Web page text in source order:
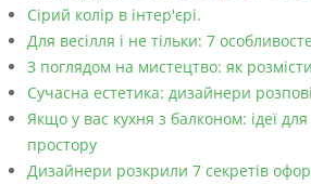
Сірий колір в інтер'єрі.
Для весілля і не тільки: 7
З поглядом на мистецтво: як
Сучасна естетика: дизайнери
Якщо у вас кухня з балконом: ідеї
простору
Дизайнери розкрили 7 секретів